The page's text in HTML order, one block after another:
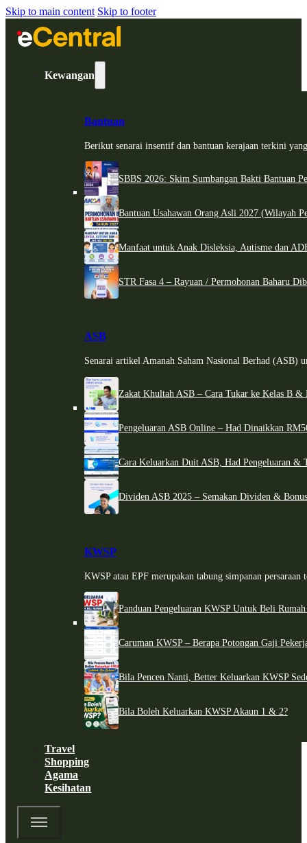
Skip to main content Skip to footer
Kewangan
Bantuan
Berikut senarai insentif dan bantuan kerajaan terkini
SBBS 2026: Skim Sumbangan Bakti Bantuan
Bantuan Usahawan Orang Asli 2027 (Wilayah
Manfaat untuk Anak Disleksia, Autisme dan
STR Fasa 4 – Rayuan / Permohonan Baharu
ASB
Senarai artikel Amanah Saham Nasional Berhad (ASB)
Zakat Khultah ASB – Cara Tukar ke Kelas B &
Pengeluaran ASB Online – Had Dinaikkan
Cara Keluarkan Duit ASB, Had Pengeluaran &
Dividen ASB 2025 – Semakan Dividen &
KWSP
KWSP atau EPF merupakan tabung simpanan persaraan
Panduan Pengeluaran KWSP Untuk Beli
Caruman KWSP – Berapa Potongan Gaji
Bila Pencen Nanti, Better Keluarkan KWSP
Bila Boleh Keluarkan KWSP Akaun 1 & 2?
Travel
Shopping
Agama
Kesihatan